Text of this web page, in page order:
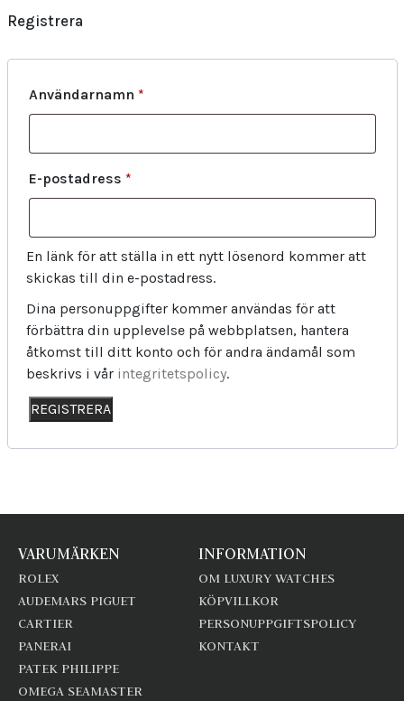
Registrera
Användarnamn *
E-postadress *
En länk för att ställa in ett nytt lösenord kommer att
skickas till din e-postadress.
Dina personuppgifter kommer användas för att
förbättra din upplevelse på webbplatsen, hantera
åtkomst till ditt konto och för andra ändamål som
beskrivs i vår integritetspolicy.
REGISTRERA
VARUMÄRKEN
ROLEX
AUDEMARS PIGUET
CARTIER
PANERAI
PATEK PHILIPPE
OMEGA SEAMASTER
INFORMATION
OM LUXURY WATCHES
KÖPVILLKOR
PERSONUPPGIFTSPOLICY
KONTAKT